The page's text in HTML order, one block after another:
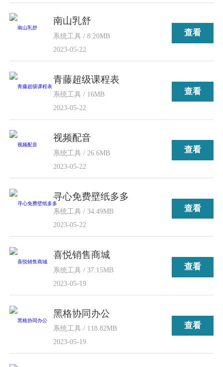
南山乳舒
系统工具 / 8.20MB
2023-05-22
查看
青藤超级课程表
系统工具 / 16MB
2023-05-22
查看
视频配音
系统工具 / 26.6MB
2023-05-22
查看
寻心免费壁纸多多
系统工具 / 34.49MB
2023-05-22
查看
喜悦销售商城
系统工具 / 37.15MB
2023-05-19
查看
黑格协同办公
系统工具 / 118.82MB
2023-05-19
查看